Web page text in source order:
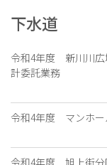
下水道
令和4年度 新川川広
計委託業務
令和4年度 マンホー
令和4年度 旭上街分